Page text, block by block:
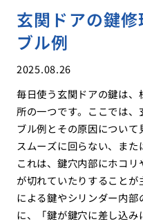
玄関ドアの鍵
ブル例
2025.08.26
毎日使う玄関ドアの鍵は
所の一つです。ここでは
ブル例とその原因につい
スムーズに回らない、また
これは、鍵穴内部にホコ
が切れていたりすること
による鍵やシリンダー内
に、「鍵が鍵穴に差し込